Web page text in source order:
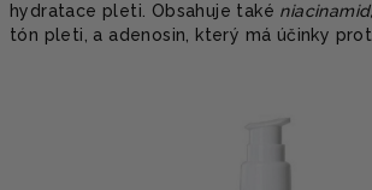
hydratace pleti. Obsahuje také niacinamid,
tón pleti, a adenosin, který má účinky